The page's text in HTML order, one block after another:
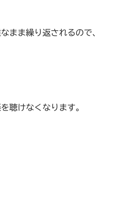
まま繰り返されるので、
聴けなくなります。